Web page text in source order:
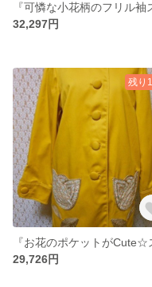
32,297円
残り
29,726円